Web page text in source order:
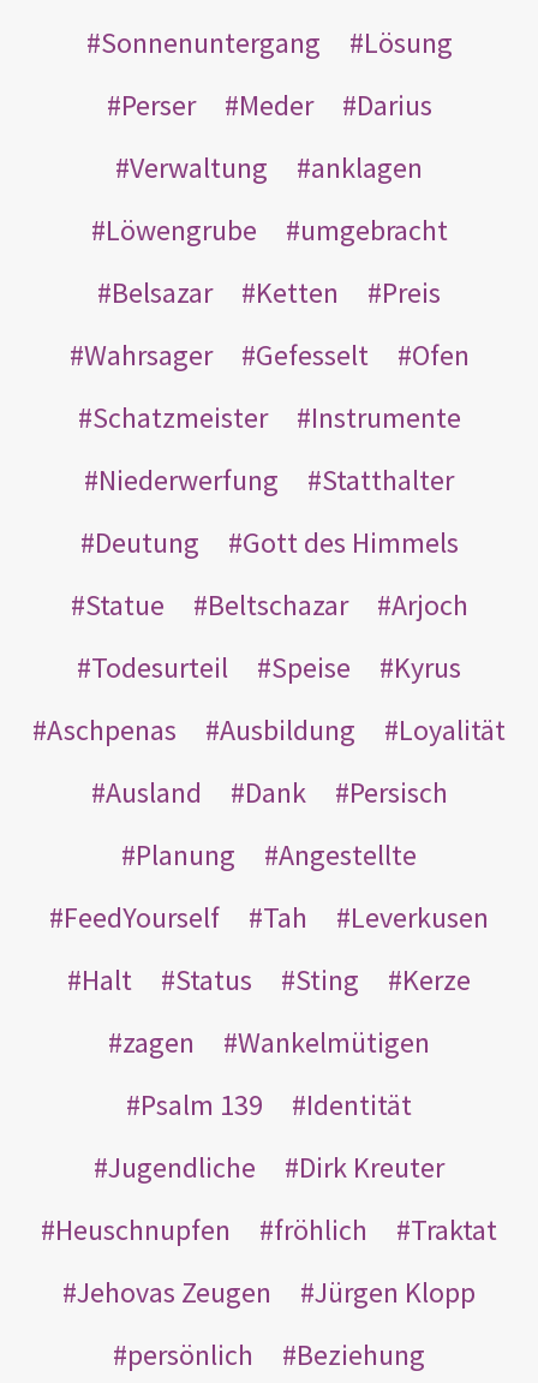
Sonnenuntergang
Lösung
Perser
Meder
Darius
Verwaltung
anklagen
Löwengrube
umgebracht
Belsazar
Ketten
Preis
Wahrsager
Gefesselt
Ofen
Schatzmeister
Instrumente
Niederwerfung
Statthalter
Deutung
Gott des Himmels
Statue
Beltschazar
Arjoch
Todesurteil
Speise
Kyrus
Aschpenas
Ausbildung
Loyalität
Ausland
Dank
Persisch
Planung
Angestellte
FeedYourself
Tah
Leverkusen
Halt
Status Sting
Kerze
zagen
Wankelmütigen
Psalm 139
Identität
Jugendliche
Dirk Kreuter
Heuschnupfen
fröhlich
Traktat
Jehovas Zeugen
Jürgen Klopp
persönlich
Beziehung